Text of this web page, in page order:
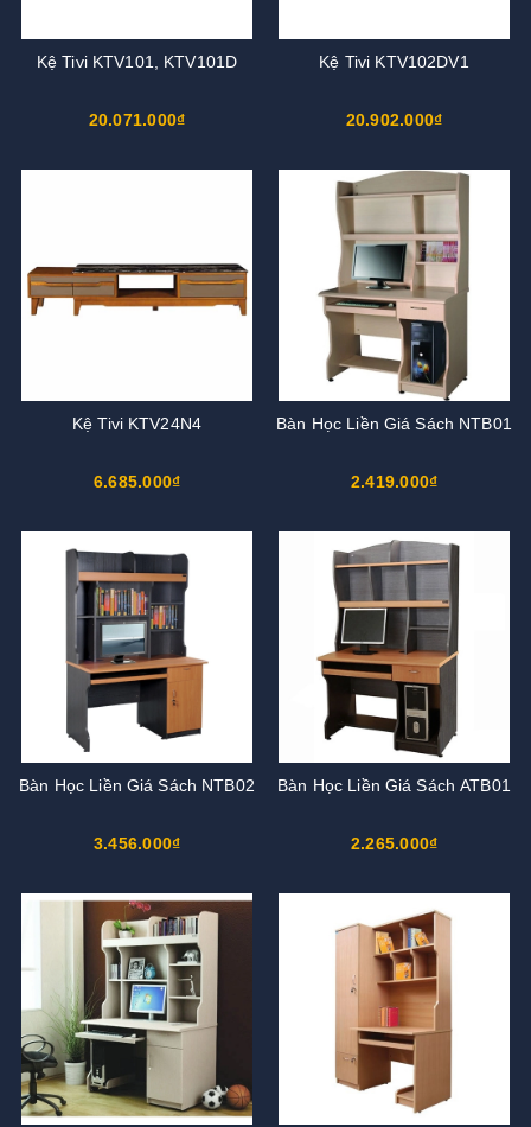
Kệ Tivi KTV101, KTV101D
20.071.000₫
Kệ Tivi KTV102DV1
20.902.000₫
Kệ Tivi KTV24N4
6.685.000₫
Bàn Học Liền Giá Sách NTB01
2.419.000₫
Bàn Học Liền Giá Sách NTB02
3.456.000₫
Bàn Học Liền Giá Sách ATB01
2.265.000₫